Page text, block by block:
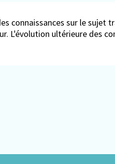
connaissances sur le sujet
L'évolution ultérieure des